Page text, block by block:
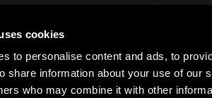
cookies
to personalise content and ads, to
share information about your use of our
who may combine it with other